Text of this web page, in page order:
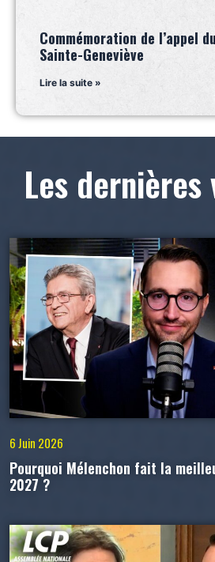
Commémoration de l’appel
Sainte-Geneviève
Lire la suite »
Les dernières
6 Juin 2026
Pourquoi Mélenchon fait la
2027 ?